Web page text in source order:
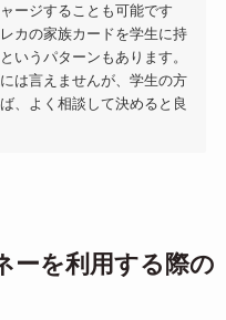
ージすることも可能です
カの家族カードを学生に持
いうパターンもあります。
は言えませんが、学生の方
、よく相談して決めると良
ーを利用する際の